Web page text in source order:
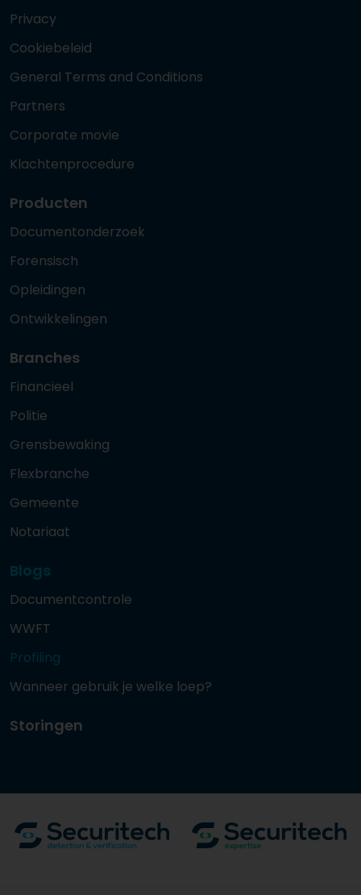
Privacy
Cookiebeleid
General Terms and Conditions
Partners
Corporate movie
Klachtenprocedure
Producten
Documentonderzoek
Forensisch
Opleidingen
Ontwikkelingen
Branches
Financieel
Politie
Grensbewaking
Flexbranche
Gemeente
Notariaat
Blogs
Documentcontrole
WWFT
Profiling
Wanneer gebruik je welke loep?
Storingen